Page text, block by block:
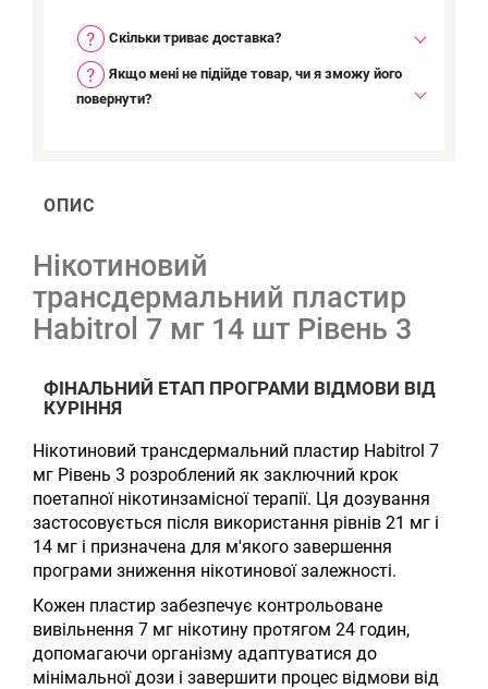
Скільки триває доставка?
Якщо мені не підійде товар, чи я зможу його
повернути?
ОПИС
Нікотиновий
трансдермальний пластир
Habitrol 7 мг 14 шт Рівень 3
ФІНАЛЬНИЙ ЕТАП ПРОГРАМИ ВІДМОВИ ВІД
КУРІННЯ
Нікотиновий трансдермальний пластир Habitrol 7
мг Рівень 3 розроблений як заключний крок
поетапної нікотинзамісної терапії. Ця дозування
застосовується після використання рівнів 21 мг і
14 мг і призначена для м'якого завершення
програми зниження нікотинової залежності.
Кожен пластир забезпечує контрольоване
вивільнення 7 мг нікотину протягом 24 годин,
допомагаючи організму адаптуватися до
мінімальної дози і завершити процес відмови від